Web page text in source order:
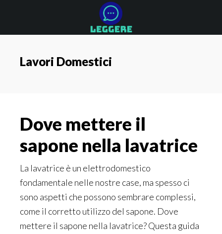
main
primary
footer
Lavori Domestici
Dove mettere il
sapone nella lavatrice
La lavatrice è un elettrodomestico
fondamentale nelle nostre case, ma spesso ci
sono aspetti che possono sembrare complessi,
come il corretto utilizzo del sapone. Dove
mettere il sapone nella lavatrice? Questa guida